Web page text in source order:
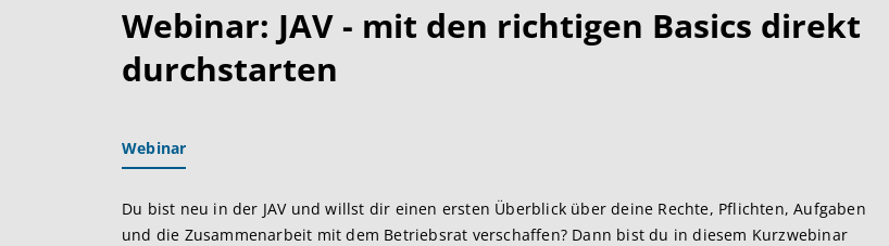
Webinar: JAV - mit den richtigen Basics direkt
durchstarten
Webinar
Du bist neu in der JAV und willst dir einen ersten Überblick über deine Rechte, Pflichten, Aufgaben
und die Zusammenarbeit mit dem Betriebsrat verschaffen? Dann bist du in diesem Kurzwebinar